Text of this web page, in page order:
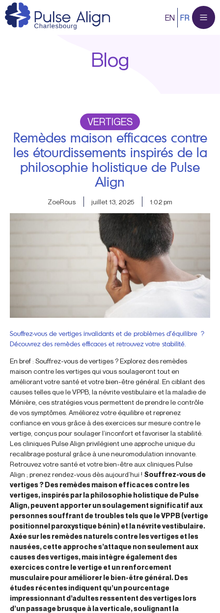
Aller
au
EN FR
Blog
VERTIGES
Remèdes maison efficaces contre
les étourdissements inspirés de la
philosophie holistique de Pulse
Align
ZoeRous juillet 13, 2025 1:02 pm
Souffrez-vous de vertiges invalidants et de problèmes d’équilibre ?
Découvrez des remèdes efficaces et retrouvez votre stabilité.
En bref : Souffrez-vous de vertiges ? Explorez des remèdes
maison contre les vertiges qui vous soulageront tout en
améliorant votre santé et votre bien-être général. En ciblant des
causes telles que le VPPB, la névrite vestibulaire et la maladie de
Ménière, ces stratégies vous permettent de prendre le contrôle
de vos symptômes. Améliorez votre équilibre et reprenez
confiance en vous grâce à des exercices sur mesure contre le
vertige, conçus pour soulager l’inconfort et favoriser la stabilité.
Les cliniques Pulse Align privilégient une approche unique du
recalibrage postural grâce à une neuromodulation innovante.
Retrouvez votre santé et votre bien-être aux cliniques Pulse
Align ; prenez rendez-vous dès aujourd’hui ! Souffrez-vous de
vertiges ? Des remèdes maison efficaces contre les
vertiges, inspirés par la philosophie holistique de Pulse
Align, peuvent apporter un soulagement significatif aux
personnes souffrant de troubles tels que le VPPB (vertige
positionnel paroxystique bénin) et la névrite vestibulaire.
Axée sur les remèdes naturels contre les vertiges et les
nausées, cette approche s’attaque non seulement aux
causes des vertiges, mais intègre également des
exercices contre le vertige et un renforcement
musculaire pour améliorer le bien-être général. Des
études récentes indiquent qu’un pourcentage
impressionnant d’adultes ressentent des vertiges lors
d’un passage brusque à la verticale, soulignant la